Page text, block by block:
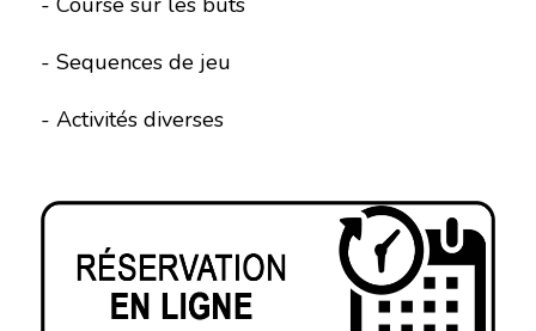
- Sequences de jeu
- Activités diverses